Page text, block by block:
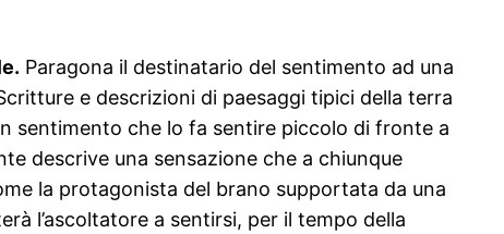
Paragona il destinatario del sentimento ad una
e descrizioni di paesaggi tipici della terra
sentimento che lo fa sentire piccolo di fronte a
descrive una sensazione che a chiunque
la protagonista del brano supportata da una
l’ascoltatore a sentirsi, per il tempo della